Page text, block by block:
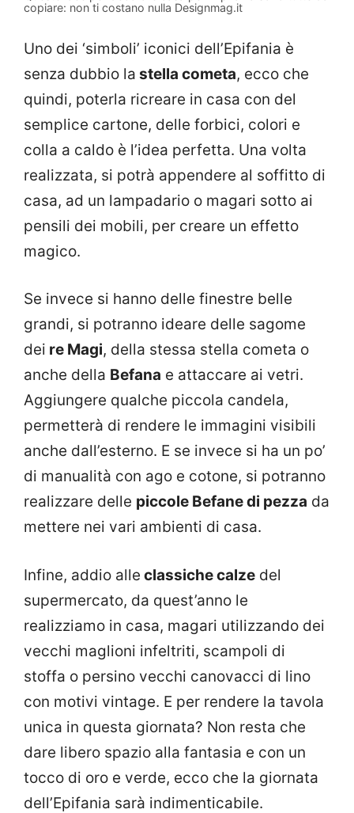
copiare: non ti costano nulla Designmag.it
Uno dei ‘simboli’ iconici dell’Epifania è
senza dubbio la stella cometa, ecco che
quindi, poterla ricreare in casa con del
semplice cartone, delle forbici, colori e
colla a caldo è l’idea perfetta. Una volta
realizzata, si potrà appendere al soffitto di
casa, ad un lampadario o magari sotto ai
pensili dei mobili, per creare un effetto
magico.
Se invece si hanno delle finestre belle
grandi, si potranno ideare delle sagome
dei re Magi, della stessa stella cometa o
anche della Befana e attaccare ai vetri.
Aggiungere qualche piccola candela,
permetterà di rendere le immagini visibili
anche dall’esterno. E se invece si ha un po’
di manualità con ago e cotone, si potranno
realizzare delle piccole Befane di pezza da
mettere nei vari ambienti di casa.
Infine, addio alle classiche calze del
supermercato, da quest’anno le
realizziamo in casa, magari utilizzando dei
vecchi maglioni infeltriti, scampoli di
stoffa o persino vecchi canovacci di lino
con motivi vintage. E per rendere la tavola
unica in questa giornata? Non resta che
dare libero spazio alla fantasia e con un
tocco di oro e verde, ecco che la giornata
dell’Epifania sarà indimenticabile.